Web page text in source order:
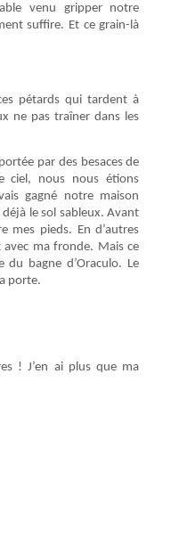
venu gripper notre
suffire. Et ce grain-là
pétards qui tardent à
ne pas traîner dans les
par des besaces de
ciel, nous nous étions
gagné notre maison
le sol sableux. Avant
mes pieds. En d’autres
avec ma fronde. Mais ce
du bagne d’Oraculo. Le
porte.
! J’en ai plus que ma